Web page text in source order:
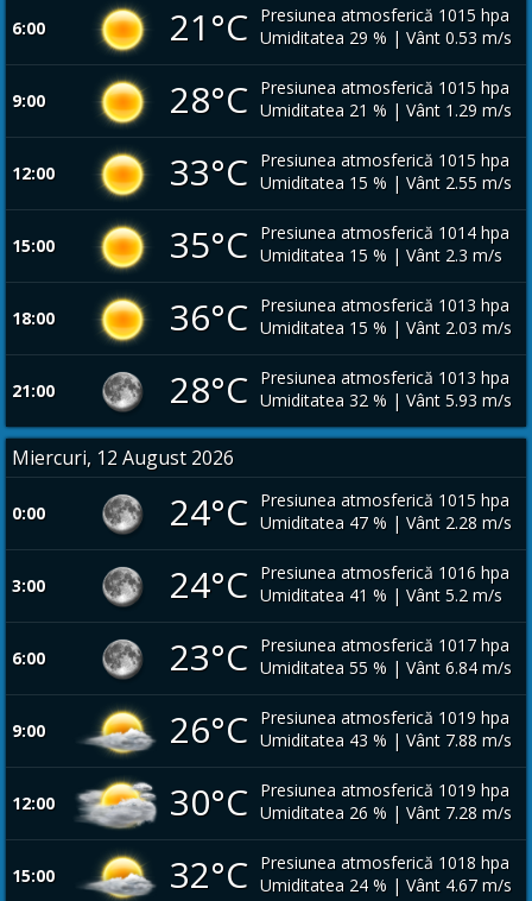
6:00 21°C Presiunea atmosferică 1015 hpa
Umiditatea 29 % | Vânt 0.53 m/s
9:00 28°C Presiunea atmosferică 1015 hpa
Umiditatea 21 % | Vânt 1.29 m/s
12:00 33°C Presiunea atmosferică 1015 hpa
Umiditatea 15 % | Vânt 2.55 m/s
15:00 35°C Presiunea atmosferică 1014 hpa
Umiditatea 15 % | Vânt 2.3 m/s
18:00 36°C Presiunea atmosferică 1013 hpa
Umiditatea 15 % | Vânt 2.03 m/s
21:00 28°C Presiunea atmosferică 1013 hpa
Umiditatea 32 % | Vânt 5.93 m/s
Miercuri, 12 August 2026
0:00 24°C Presiunea atmosferică 1015 hpa
Umiditatea 47 % | Vânt 2.28 m/s
3:00 24°C Presiunea atmosferică 1016 hpa
Umiditatea 41 % | Vânt 5.2 m/s
6:00 23°C Presiunea atmosferică 1017 hpa
Umiditatea 55 % | Vânt 6.84 m/s
9:00 26°C Presiunea atmosferică 1019 hpa
Umiditatea 43 % | Vânt 7.88 m/s
12:00 30°C Presiunea atmosferică 1019 hpa
Umiditatea 26 % | Vânt 7.28 m/s
15:00 32°C Presiunea atmosferică 1018 hpa
Umiditatea 24 % | Vânt 4.67 m/s